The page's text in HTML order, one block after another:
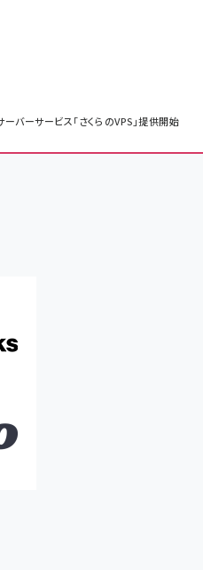
ーバーサービス「さくらのVPS」提供開始